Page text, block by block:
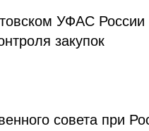
УФАС России
закупок
совета при